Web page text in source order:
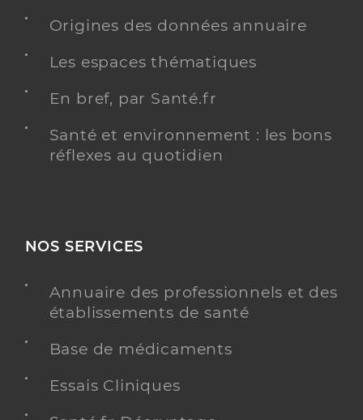
Origines des données annuaire
Les espaces thématiques
En bref, par Santé.fr
Santé et environnement : les bons
réflexes au quotidien
NOS SERVICES
Annuaire des professionnels et des
établissements de santé
Base de médicaments
Essais Cliniques